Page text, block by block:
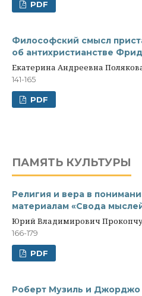
PDF
Философский смысл
об антихристианстве
Екатерина Андреевна
141-165
PDF
ПАМЯТЬ КУЛЬТУРЫ
Религия и вера в
материалам «Свода
Юрий Владимирович
166-179
PDF
Роберт Музиль и